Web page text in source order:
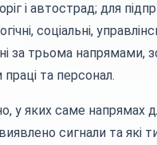
і автострад; для
соціальні,
за трьома напрямами,
та персонал.
у яких саме напрямах
сигнали та які